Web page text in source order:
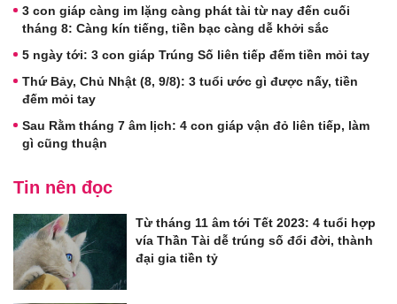
3 con giáp càng im lặng càng phát tài từ nay đến cuối
tháng 8: Càng kín tiếng, tiền bạc càng dễ khởi sắc
5 ngày tới: 3 con giáp Trúng Số liên tiếp đếm tiền mỏi tay
Thứ Bảy, Chủ Nhật (8, 9/8): 3 tuổi ước gì được nấy, tiền
đếm mỏi tay
Sau Rằm tháng 7 âm lịch: 4 con giáp vận đỏ liên tiếp, làm
gì cũng thuận
Tin nên đọc
Từ tháng 11 âm tới Tết 2023: 4 tuổi hợp
vía Thần Tài dễ trúng số đổi đời, thành
đại gia tiền tỷ